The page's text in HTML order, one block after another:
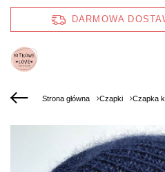
DARMOWA
Strona główna Czapki Czapka